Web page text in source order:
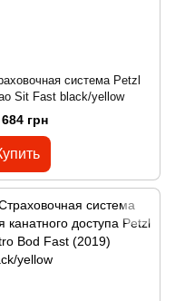
система Petzl
Sit Fast black/yellow
грн